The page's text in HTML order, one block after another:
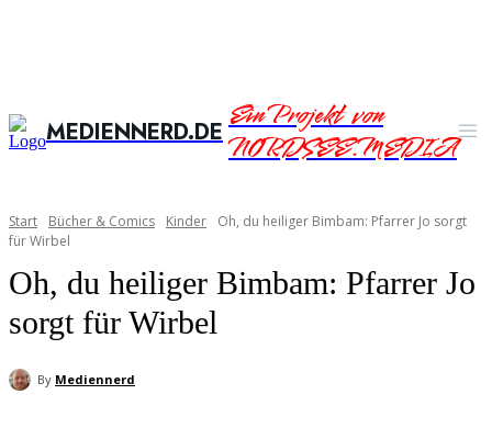
MEDIENNERD.DEEin Projekt von
NORDSEE.MEDIA
Start Bücher & Comics Kinder
Oh, du heiliger Bimbam: Pfarrer Jo sorgt
für Wirbel
Oh, du heiliger Bimbam: Pfarrer Jo
sorgt für Wirbel
By Mediennerd